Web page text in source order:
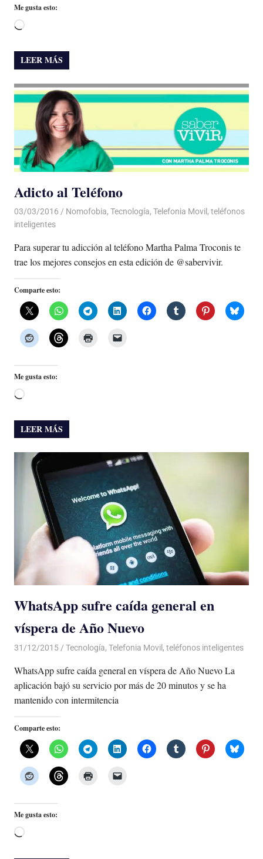
Me gusta esto:
Cargando...
LEER MÁS
Adicto al Teléfono
03/03/2016 Luis Castellanos
Nomofobia, Tecnología, Telefonia Movil , teléfonos
inteligentes
Para superar tu adicción al teléfono Martha Palma Troconis te
trae los mejores consejos en esta edición de @sabervivir.
Comparte esto:
Me gusta esto:
Cargando...
LEER MÁS
WhatsApp sufre caída general en
víspera de Año Nuevo
31/12/2015 Luis Castellanos
Tecnología, Telefonia Movil , teléfonos inteligentes
WhatsApp sufre caída general en víspera de Año Nuevo La
aplicación bajó su servicio por más de 20 minutos y se ha
mantenido con intermitencia
Comparte esto:
Me gusta esto:
Cargando...